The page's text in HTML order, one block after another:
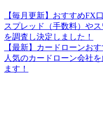
【毎月更新】おすすめFX
スプレッド（手数料）や
を調査し決定しました！
【最新】カードローンお
人気のカードローン会社
ます！